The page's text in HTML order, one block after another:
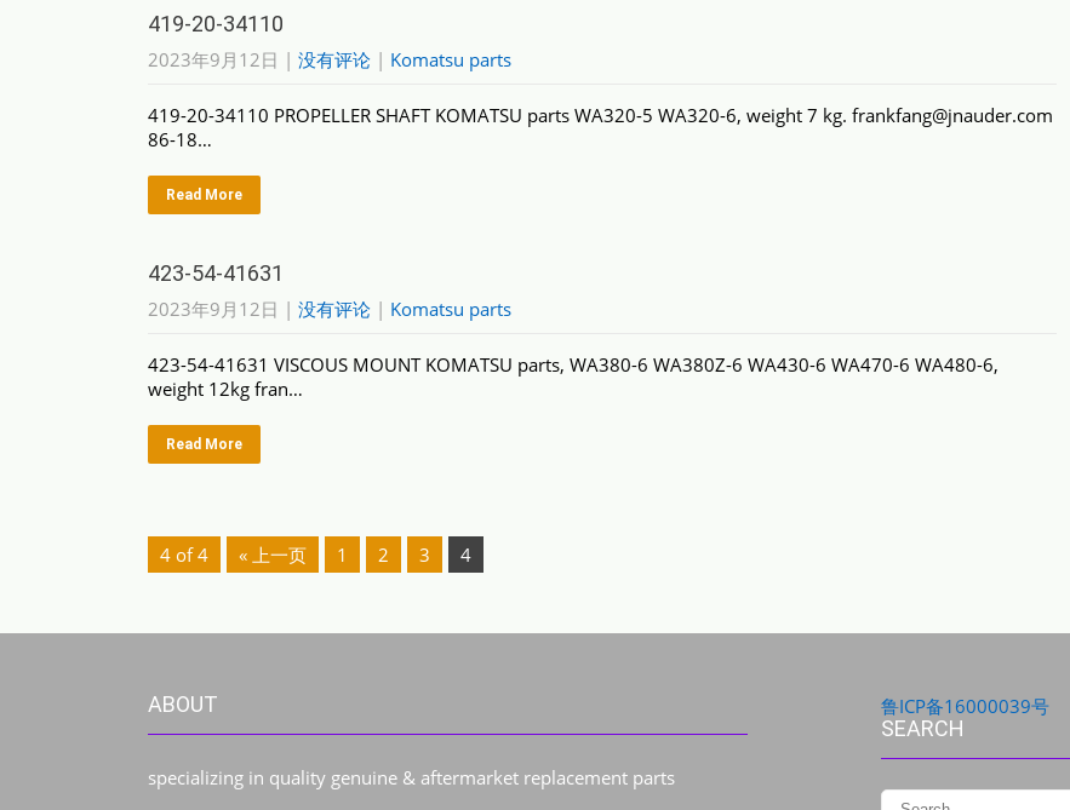
419-20-34110
2023年9月12日 | 没有评论 | Komatsu parts
419-20-34110 PROPELLER SHAFT KOMATSU parts WA320-5 WA320-6, weight 7 kg. frankfang@jnauder.com
86-18…
Read More
423-54-41631
2023年9月12日 | 没有评论 | Komatsu parts
423-54-41631 VISCOUS MOUNT KOMATSU parts, WA380-6 WA380Z-6 WA430-6 WA470-6 WA480-6,
weight 12kg fran…
Read More
4 of 4 « 上一页 1 2 3 4
ABOUT
specializing in quality genuine & aftermarket replacement parts
鲁ICP备16000039号
SEARCH